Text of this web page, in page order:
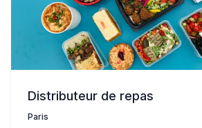
Distributeur de repas
Paris